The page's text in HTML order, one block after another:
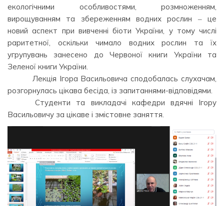
екологічними особливостями, розмноженням,
вирощуванням та збереженням водних рослин ‒ це
новий аспект при вивченні біоти України, у тому числі
раритетної, оскільки чимало водних рослин та їх
угрупувань занесено до Червоної книги України та
Зеленої книги України.
⠀⠀⠀ ⠀Лекція Ігора Васильовича сподобалась слухачам,
розгорнулась цікава бесіда, із запитаннями-відповідями.
⠀⠀⠀ ⠀Студенти та викладачі кафедри вдячні Ігору
Васильовичу за цікаве і змістовне заняття.